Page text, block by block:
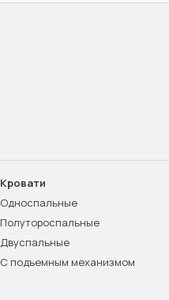
Кровати
Односпальные
Полутороспальные
Двуспальные
С подъемным механизмом